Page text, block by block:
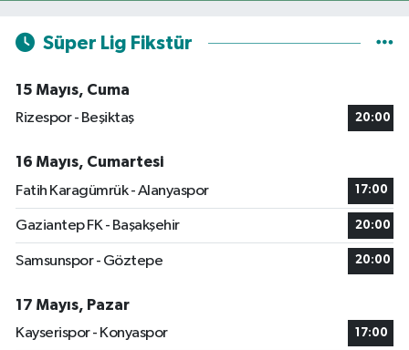
Süper Lig Fikstür
15 Mayıs, Cuma
Rizespor - Beşiktaş
20:00
16 Mayıs, Cumartesi
Fatih Karagümrük - Alanyaspor
17:00
Gaziantep FK - Başakşehir 20:00
Samsunspor - Göztepe 20:00
17 Mayıs, Pazar
Kayserispor - Konyaspor
17:00